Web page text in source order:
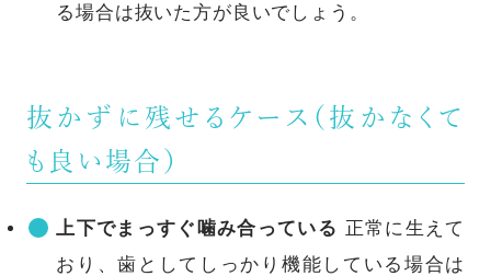
る場合は抜いた方が良いでしょう。
抜かずに残せるケース（抜かなくて
も良い場合）
上下でまっすぐ噛み合っている 正常に生えて
おり、歯としてしっかり機能している場合は